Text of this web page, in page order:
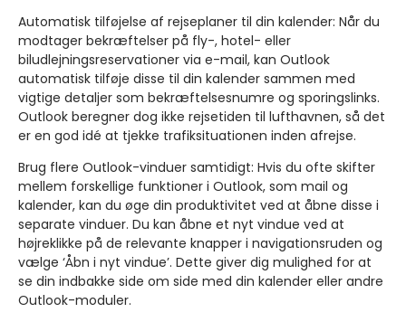
Automatisk tilføjelse af rejseplaner til din kalender: Når du
modtager bekræftelser på fly-, hotel- eller
biludlejningsreservationer via e-mail, kan Outlook
automatisk tilføje disse til din kalender sammen med
vigtige detaljer som bekræftelsesnumre og sporingslinks.
Outlook beregner dog ikke rejsetiden til lufthavnen, så det
er en god idé at tjekke trafiksituationen inden afrejse.
Brug flere Outlook-vinduer samtidigt: Hvis du ofte skifter
mellem forskellige funktioner i Outlook, som mail og
kalender, kan du øge din produktivitet ved at åbne disse i
separate vinduer. Du kan åbne et nyt vindue ved at
højreklikke på de relevante knapper i navigationsruden og
vælge ‘Åbn i nyt vindue’. Dette giver dig mulighed for at
se din indbakke side om side med din kalender eller andre
Outlook-moduler.